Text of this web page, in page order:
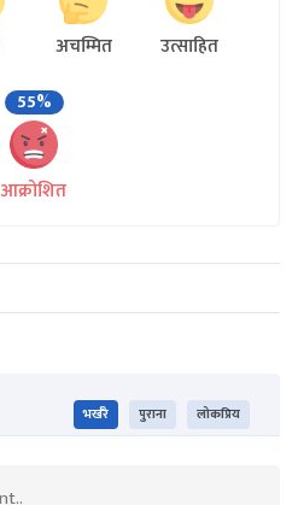
अचम्मित
उत्साहित
55%
आक्रोशित
भर्खरै पुराना लोकप्रिय